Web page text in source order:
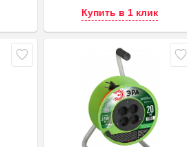
Купить в 1 клик